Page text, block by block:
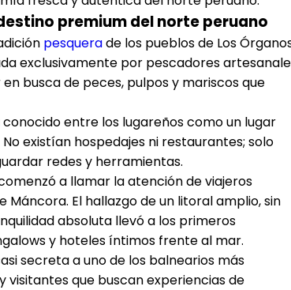
premium del norte peruano
pesquerade los pueblos de Los
exclusivamente por pescadores
busca de peces, pulpos y mariscos que
entre los lugareños como un lugar
existían hospedajes ni restaurantes; solo
redes y herramientas.
a llamar la atención de viajeros
El hallazgo de un litoral amplio, sin
absoluta llevó a los primeros
y hoteles íntimos frente al mar.
secreta a uno de los balnearios más
que buscan experiencias de